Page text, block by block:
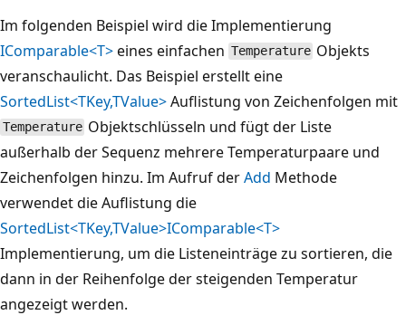
Im folgenden Beispiel wird die Implementierung
IComparable<T>eines einfachen Temperature Objekts
veranschaulicht. Das Beispiel erstellt eine
SortedList<TKey,TValue>Auflistung von Zeichenfolgen mit
Temperature Objektschlüsseln und fügt der Liste
außerhalb der Sequenz mehrere Temperaturpaare und
Zeichenfolgen hinzu. Im Aufruf derAdd Methode
verwendet die Auflistung die
SortedList<TKey,TValue>IComparable<T>
Implementierung, um die Listeneinträge zu sortieren, die
dann in der Reihenfolge der steigenden Temperatur
angezeigt werden.